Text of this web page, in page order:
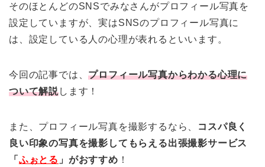
そのほとんどのSNSでみなさんがプロフィール写真を
設定していますが、実はSNSのプロフィール写真に
は、設定している人の心理が表れるといいます。
今回の記事では、プロフィール写真からわかる心理に
ついて解説します！
また、プロフィール写真を撮影するなら、
コスパ良く
良い印象の写真を撮影してもらえる出張撮影サービス
「 ふぉとる 」がおすすめ ！